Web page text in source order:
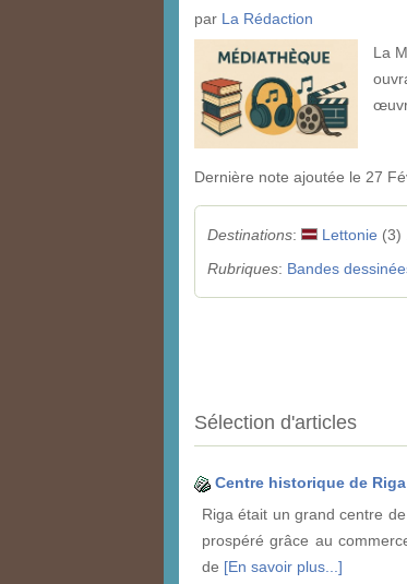
par La Rédaction
La
Dernière note ajoutée le 27
Destinations: Lettonie (3)
Rubriques: Bandes
Sélection d'articles
Centre historique de Riga
Riga était un grand centre
prospéré grâce au
de [En savoir plus...]